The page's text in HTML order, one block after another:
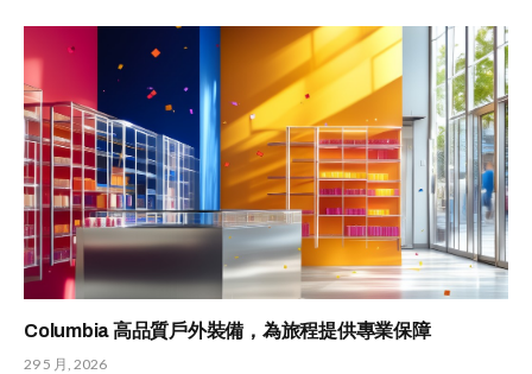
Columbia 高品質戶外裝備，為旅程提供專業保障
29 5 月, 2026